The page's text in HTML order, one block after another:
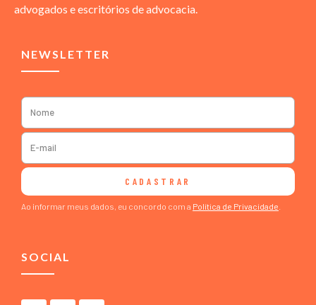
advogados e escritórios de advocacia.
NEWSLETTER
CADASTRAR
Ao informar meus dados, eu concordo com a Política de Privacidade
SOCIAL